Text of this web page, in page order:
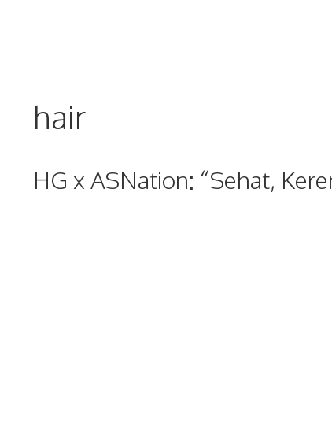
hair
HG x ASNation: “Sehat,